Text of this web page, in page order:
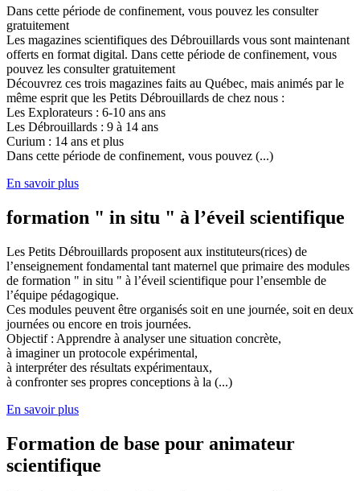
Dans cette période de confinement, vous pouvez les consulter
gratuitement
Les magazines scientifiques des Débrouillards vous sont maintenant
offerts en format digital. Dans cette période de confinement, vous
pouvez les consulter gratuitement
Découvrez ces trois magazines faits au Québec, mais animés par le
même esprit que les Petits Débrouillards de chez nous :
Les Explorateurs : 6-10 ans ans
Les Débrouillards : 9 à 14 ans
Curium : 14 ans et plus
Dans cette période de confinement, vous pouvez (...)
En savoir plus
formation " in situ " à l’éveil scientifique
Les Petits Débrouillards proposent aux instituteurs(rices) de
l’enseignement fondamental tant maternel que primaire des modules
de formation " in situ " à l’éveil scientifique pour l’ensemble de
l’équipe pédagogique.
Ces modules peuvent être organisés soit en une journée, soit en deux
journées ou encore en trois journées.
Objectif : Apprendre à analyser une situation concrète,
à imaginer un protocole expérimental,
à interpréter des résultats expérimentaux,
à confronter ses propres conceptions à la (...)
En savoir plus
Formation de base pour animateur
scientifique